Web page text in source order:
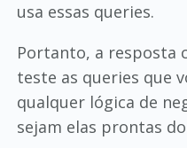
usa essas queries.
Portanto, a resposta
teste as queries que
qualquer lógica de
sejam elas prontas do